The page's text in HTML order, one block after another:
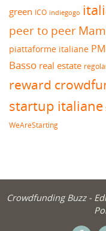
green ICO indiegogo
peer to peer
piattaforme italiane
Basso real estate
reward
startup italiane
WeAreStarting
Crowdfunding Buzz -